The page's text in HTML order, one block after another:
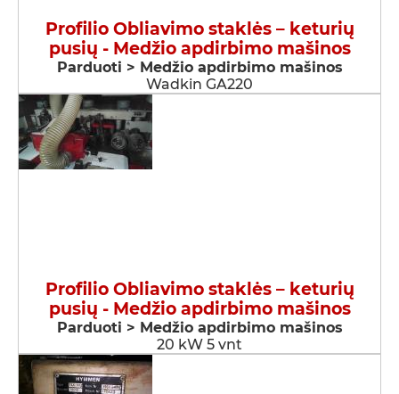
Profilio Obliavimo staklės – keturių
pusių - Medžio apdirbimo mašinos
Parduoti > Medžio apdirbimo mašinos
Wadkin GA220
Profilio Obliavimo staklės – keturių
pusių - Medžio apdirbimo mašinos
Parduoti > Medžio apdirbimo mašinos
20 kW 5 vnt